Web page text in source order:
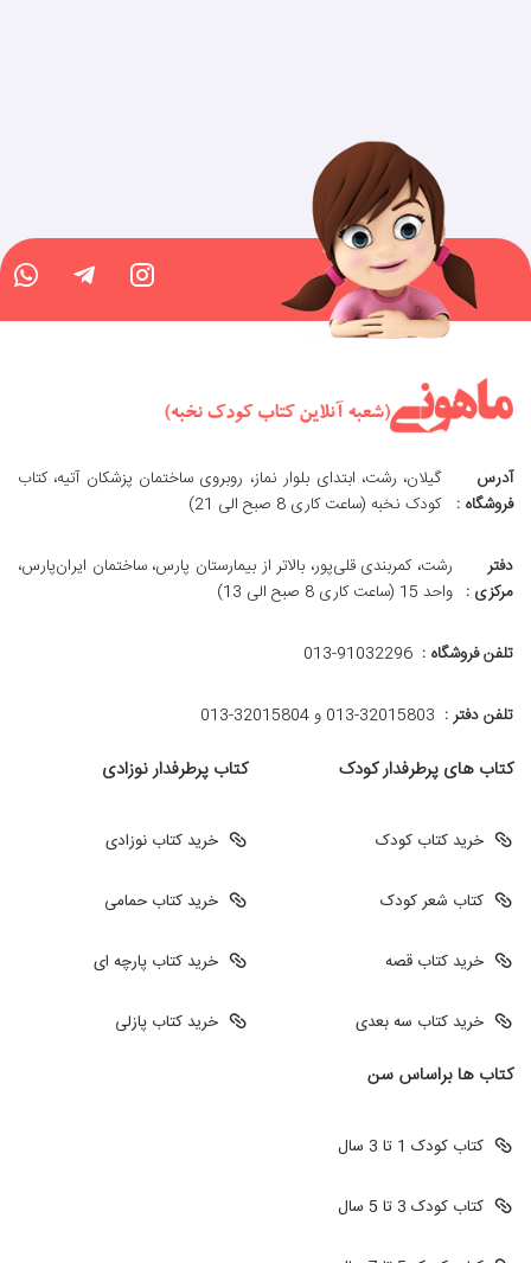
آدرس
فروشگاه :
گیلان، رشت، ابتدای بلوار نماز، روبروی ساختمان پزشکان آتیه، کتاب
کودک نخبه (ساعت کاری 8 صبح الی 21)
دفتر
مرکزی :
رشت، کمربندی قلی‌پور، بالاتر از بیمارستان پارس، ساختمان ایران‌پارس،
واحد 15 (ساعت کاری 8 صبح الی 13)
تلفن فروشگاه : 013-91032296
تلفن دفتر : 013-32015803 و 32015804-013
کتاب های پرطرفدار کودک
خرید کتاب کودک
کتاب شعر کودک
خرید کتاب قصه
خرید کتاب سه بعدی
کتاب پرطرفدار نوزادی
خرید کتاب نوزادی
خرید کتاب حمامی
خرید کتاب پارچه ای
خرید کتاب پازلی
کتاب ها براساس سن
کتاب کودک 1 تا 3 سال
کتاب کودک 3 تا 5 سال